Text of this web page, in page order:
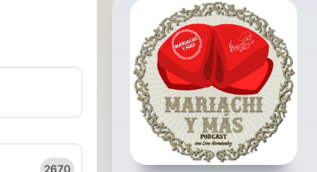
2670